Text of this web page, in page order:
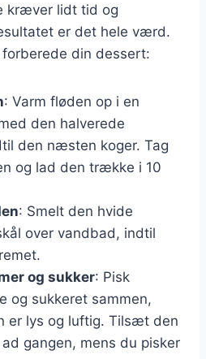
kræver lidt tid og
er det hele værd.
din dessert:
: Varm fløden op i en
den halverede
den næsten koger. Tag
og lad den trække i 10
: Smelt den hvide
over vandbad, indtil
og sukker: Pisk
og sukkeret sammen,
er lys og luftig. Tilsæt den
gangen, mens du pisker